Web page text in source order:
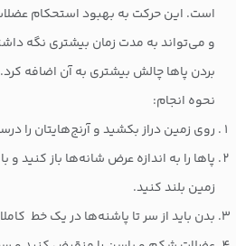
است. این حرکت به بهبود استحکام
و می‌تواند به مدت زمان بیشتری نگه
بردن پاها چالش بیشتری به آن اضافه کرد.
نحوه انجام:
روی زمین دراز بکشید و آرنج‌هایتان را
پاها را به اندازه عرض شانه‌ها باز کنید و
زمین بلند کنید.
بدن باید از سر تا پاشنه‌ها در یک خط